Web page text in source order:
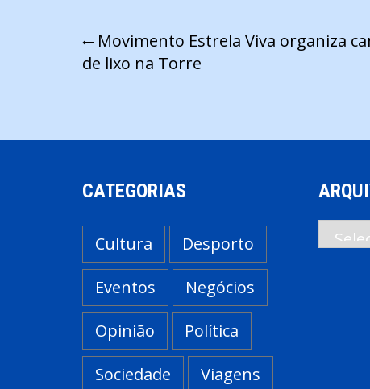
Navegação
de
Movimento Estrela Viva organiza
de lixo na Torre
CATEGORIAS
Cultura
Desporto
Eventos
Negócios
Opinião
Política
Sociedade
Viagens